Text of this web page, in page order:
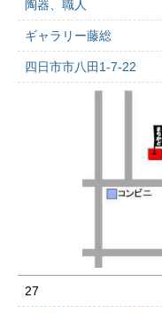
陶器、職人
ギャラリー藤総
四日市市八田1-7-22
27